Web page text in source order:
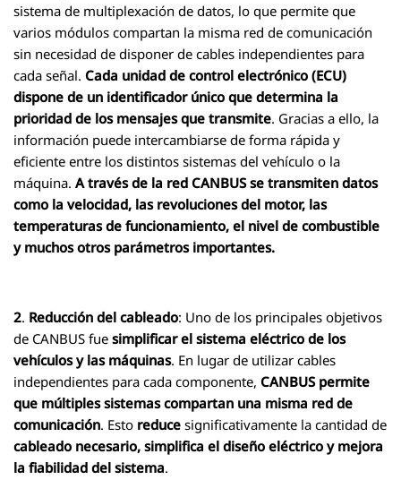
sistema de multiplexación de datos, lo que permite que
varios módulos compartan la misma red de comunicación
sin necesidad de disponer de cables independientes para
cada señal. Cada unidad de control electrónico (ECU)
dispone de un identificador único que determina la
prioridad de los mensajes que transmite. Gracias a ello, la
información puede intercambiarse de forma rápida y
eficiente entre los distintos sistemas del vehículo o la
máquina. A través de la red CANBUS se transmiten datos
como la velocidad, las revoluciones del motor, las
temperaturas de funcionamiento, el nivel de combustible
y muchos otros parámetros importantes.
2. Reducción del cableado: Uno de los principales objetivos
de CANBUS fue simplificar el sistema eléctrico de los
vehículos y las máquinas. En lugar de utilizar cables
independientes para cada componente, CANBUS permite
que múltiples sistemas compartan una misma red de
comunicación. Esto reduce significativamente la cantidad de
cableado necesario, simplifica el diseño eléctrico y mejora
la fiabilidad del sistema.